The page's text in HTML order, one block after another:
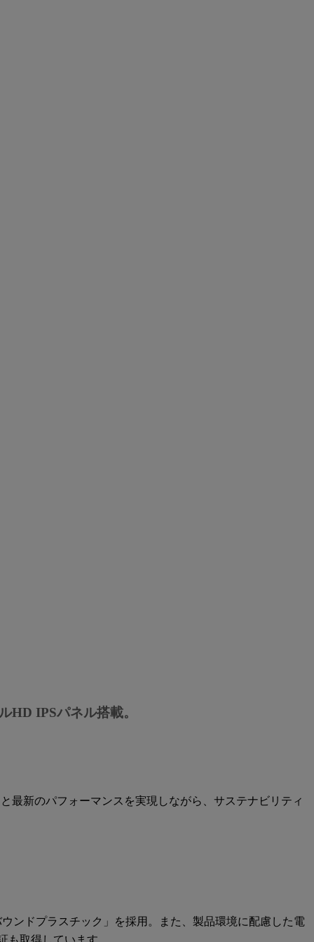
HD IPSパネル搭載。
最新のパフォーマンスを実現しながら、サステナビリティ
ンドプラスチック」を採用。また、製品環境に配慮した電
取得しています。